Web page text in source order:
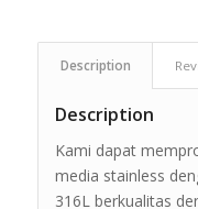
Description
Description
Kami dapat
media stainless
316L berkualitas